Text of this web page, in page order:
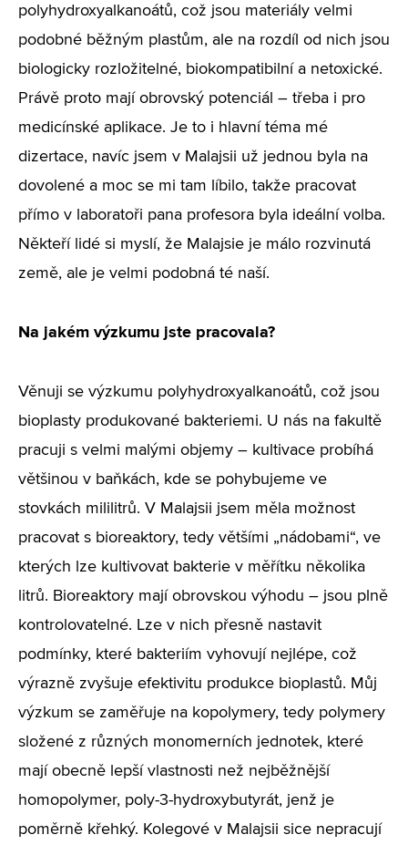
polyhydroxyalkanoátů, což jsou materiály velmi
podobné běžným plastům, ale na rozdíl od nich jsou
biologicky rozložitelné, biokompatibilní a netoxické.
Právě proto mají obrovský potenciál – třeba i pro
medicínské aplikace. Je to i hlavní téma mé
dizertace, navíc jsem v Malajsii už jednou byla na
dovolené a moc se mi tam líbilo, takže pracovat
přímo v laboratoři pana profesora byla ideální volba.
Někteří lidé si myslí, že Malajsie je málo rozvinutá
země, ale je velmi podobná té naší.
Na jakém výzkumu jste pracovala?
Věnuji se výzkumu polyhydroxyalkanoátů, což jsou
bioplasty produkované bakteriemi. U nás na fakultě
pracuji s velmi malými objemy – kultivace probíhá
většinou v baňkách, kde se pohybujeme ve
stovkách mililitrů. V Malajsii jsem měla možnost
pracovat s bioreaktory, tedy většími „nádobami“, ve
kterých lze kultivovat bakterie v měřítku několika
litrů. Bioreaktory mají obrovskou výhodu – jsou plně
kontrolovatelné. Lze v nich přesně nastavit
podmínky, které bakteriím vyhovují nejlépe, což
výrazně zvyšuje efektivitu produkce bioplastů. Můj
výzkum se zaměřuje na kopolymery, tedy polymery
složené z různých monomerních jednotek, které
mají obecně lepší vlastnosti než nejběžnější
homopolymer, poly-3-hydroxybutyrát, jenž je
poměrně křehký. Kolegové v Malajsii sice nepracují